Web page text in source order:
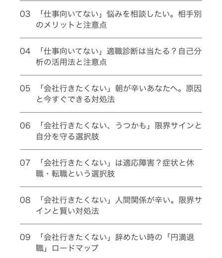
03
「仕事向いてない」悩みを相談したい。相手別
のメリットと注意点
04
「仕事向いてない」適職診断は当たる？自己分
析の活用法と注意点
05
「会社行きたくない」朝が辛いあなたへ。原因
と今すぐできる対処法
06
「会社行きたくない、うつかも」限界サインと
自分を守る選択肢
07
「会社行きたくない」は適応障害？症状と休
職・転職という選択肢
08
「会社行きたくない」人間関係が辛い。限界サ
インと賢い対処法
09
「会社行きたくない」辞めたい時の「円満退
職」ロードマップ